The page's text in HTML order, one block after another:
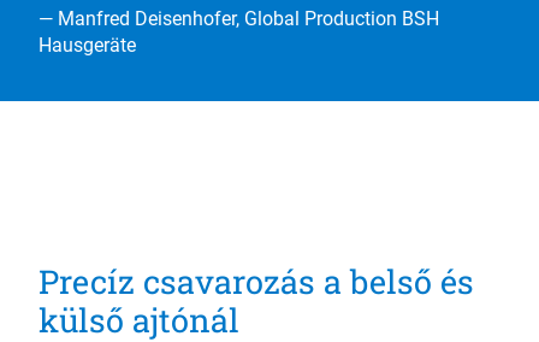
— Manfred Deisenhofer, Global Production BSH
Hausgeräte
Precíz csavarozás a belső és
külső ajtónál